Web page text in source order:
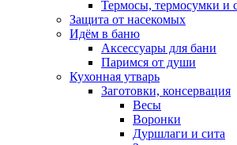
Термосы, термосумки и
Защита от насекомых
Идём в баню
Аксессуары для бани
Паримся от души
Кухонная утварь
Заготовки, консервация
Весы
Воронки
Дуршлаги и сита